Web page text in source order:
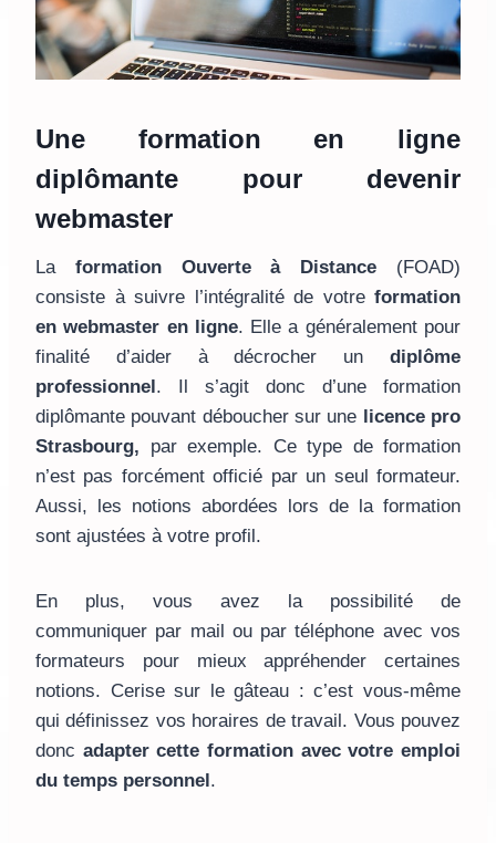
Une formation en ligne
diplômante pour devenir
webmaster
La formation Ouverte à Distance (FOAD)
consiste à suivre l’intégralité de votre formation
en webmaster en ligne. Elle a généralement pour
finalité d’aider à décrocher un diplôme
professionnel. Il s’agit donc d’une formation
diplômante pouvant déboucher sur une licence pro
Strasbourg, par exemple. Ce type de formation
n’est pas forcément officié par un seul formateur.
Aussi, les notions abordées lors de la formation
sont ajustées à votre profil.
En plus, vous avez la possibilité de
communiquer par mail ou par téléphone avec vos
formateurs pour mieux appréhender certaines
notions. Cerise sur le gâteau : c’est vous-même
qui définissez vos horaires de travail. Vous pouvez
donc adapter cette formation avec votre emploi
du temps personnel.